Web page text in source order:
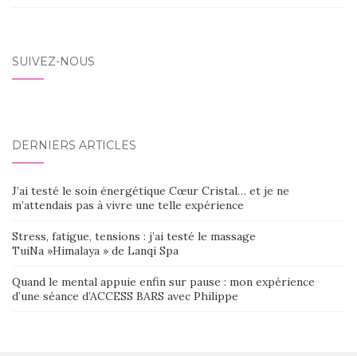
SUIVEZ-NOUS
DERNIERS ARTICLES
J’ai testé le soin énergétique Cœur Cristal… et je ne
m’attendais pas à vivre une telle expérience
Stress, fatigue, tensions : j’ai testé le massage
TuiNa »Himalaya » de Lanqi Spa
Quand le mental appuie enfin sur pause : mon expérience
d’une séance d’ACCESS BARS avec Philippe